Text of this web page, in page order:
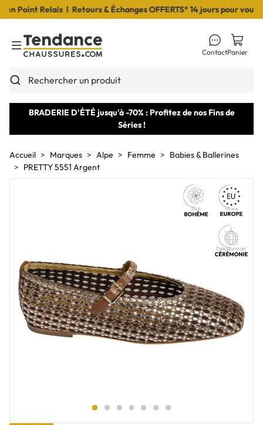
Point Relais I Retours & Échanges OFFERTS* 14 jours pour vous
Toggle Menu
Rechercher un produit
ContactPanier
BRADERIE D'ÉTÉ jusqu'à -70% : Profitez de nos Fins de
Séries !
Accueil Marques Alpe Femme
Babies & Ballerines
PRETTY 5551 Argent